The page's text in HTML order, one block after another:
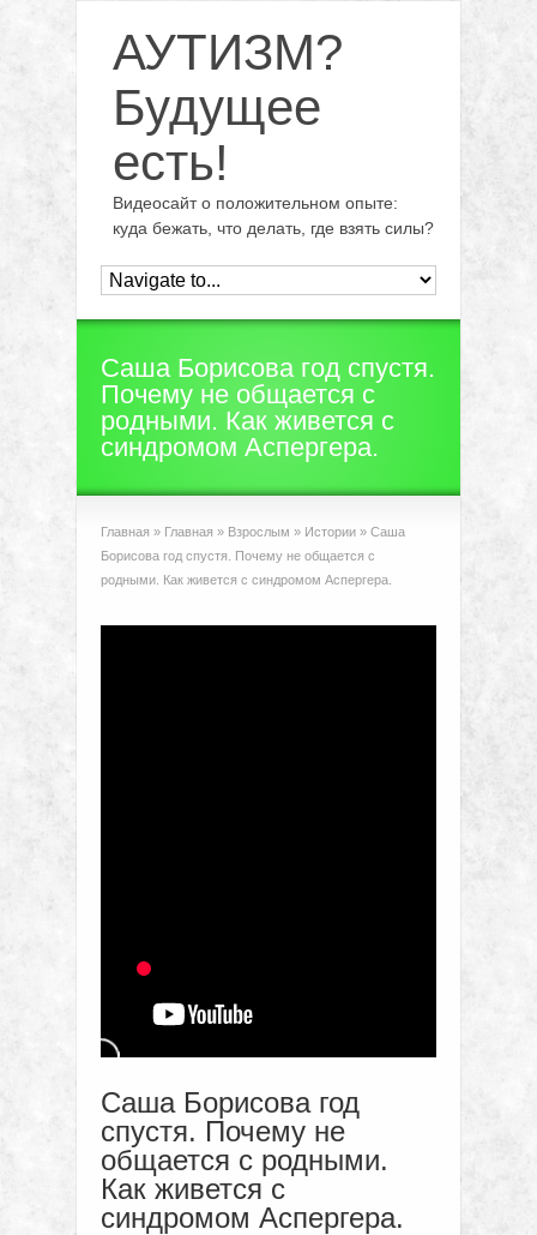
АУТИЗМ?
Будущее
есть!
Видеосайт о положительном опыте:
куда бежать, что делать, где взять силы?
Саша Борисова год спустя.
Почему не общается с
родными. Как живется с
синдромом Аспергера.
Главная » Главная » Взрослым » Истории » Саша
Борисова год спустя. Почему не общается с
родными. Как живется с синдромом Аспергера.
Саша Борисова год
спустя. Почему не
общается с родными.
Как живется с
синдромом Аспергера.